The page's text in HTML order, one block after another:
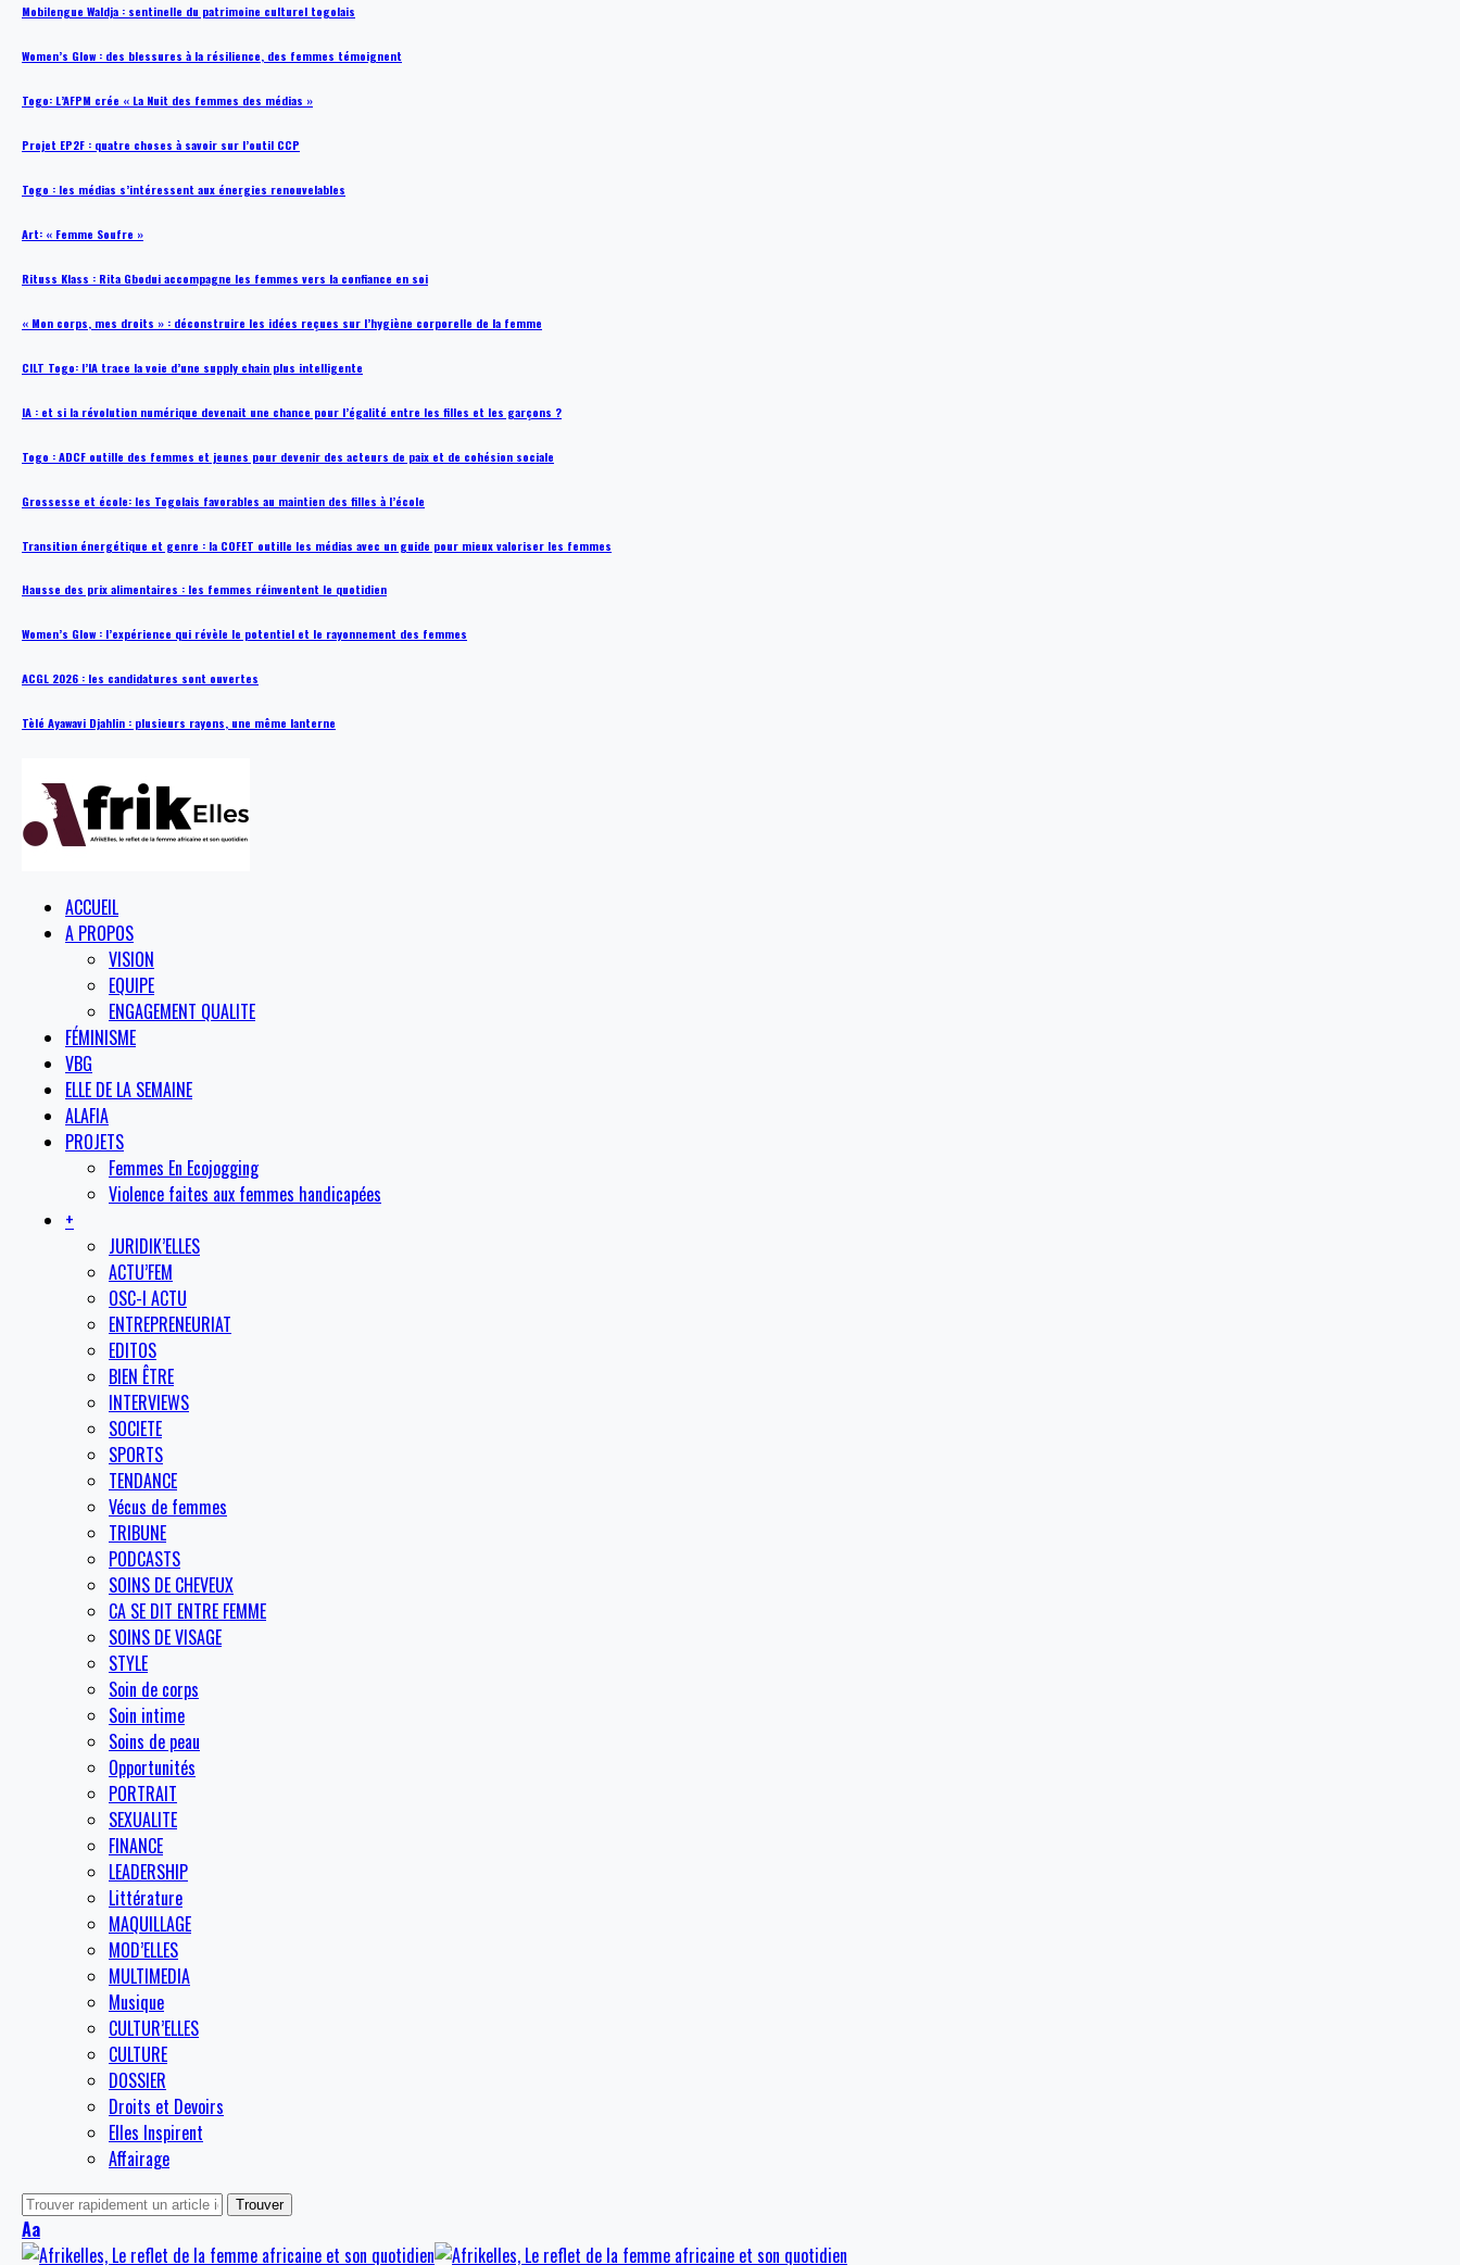
Mobilengue Waldja : sentinelle du patrimoine culturel togolais
Women’s Glow : des blessures à la résilience, des femmes témoignent
Togo: L’AFPM crée « La Nuit des femmes des médias »
Projet EP2F : quatre choses à savoir sur l’outil CCP
Togo : les médias s’intéressent aux énergies renouvelables
Art: « Femme Soufre »
Rituss Klass : Rita Gbodui accompagne les femmes vers la confiance en soi
« Mon corps, mes droits » : déconstruire les idées reçues sur l’hygiène corporelle de la femme
CILT Togo: l’IA trace la voie d’une supply chain plus intelligente
IA : et si la révolution numérique devenait une chance pour l’égalité entre les filles et les garçons ?
Togo : ADCF outille des femmes et jeunes pour devenir des acteurs de paix et de cohésion sociale
Grossesse et école: les Togolais favorables au maintien des filles à l’école
Transition énergétique et genre : la COFET outille les médias avec un guide pour mieux valoriser les femmes
Hausse des prix alimentaires : les femmes réinventent le quotidien
Women’s Glow : l’expérience qui révèle le potentiel et le rayonnement des femmes
ACGL 2026 : les candidatures sont ouvertes
Tèlé Ayawavi Djahlin : plusieurs rayons, une même lanterne
ACCUEIL
A PROPOS
VISION
EQUIPE
ENGAGEMENT QUALITE
FÉMINISME
VBG
ELLE DE LA SEMAINE
ALAFIA
PROJETS
Femmes En Ecojogging
Violence faites aux femmes handicapées
+
JURIDIK’ELLES
ACTU’FEM
OSC-I ACTU
ENTREPRENEURIAT
EDITOS
BIEN ÊTRE
INTERVIEWS
SOCIETE
SPORTS
TENDANCE
Vécus de femmes
TRIBUNE
PODCASTS
SOINS DE CHEVEUX
CA SE DIT ENTRE FEMME
SOINS DE VISAGE
STYLE
Soin de corps
Soin intime
Soins de peau
Opportunités
PORTRAIT
SEXUALITE
FINANCE
LEADERSHIP
Littérature
MAQUILLAGE
MOD’ELLES
MULTIMEDIA
Musique
CULTUR’ELLES
CULTURE
DOSSIER
Droits et Devoirs
Elles Inspirent
Affairage
Aa